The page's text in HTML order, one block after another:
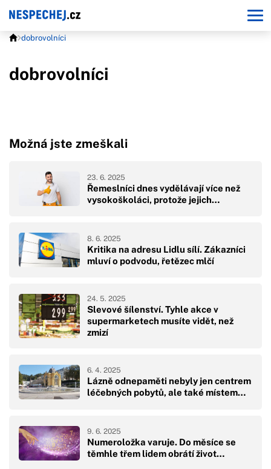
dobrovolníci
dobrovolníci
Možná jste zmeškali
Řemeslníci dnes vydělávají více než
vysokoškoláci, protože jejich…
23. 6. 2025
Kritika na adresu Lidlu sílí. Zákazníci
mluví o podvodu, řetězec mlčí
8. 6. 2025
Slevové šílenství. Tyhle akce v
supermarketech musíte vidět, než
zmizí
24. 5. 2025
Lázně odnepaměti nebyly jen centrem
léčebných pobytů, ale také místem…
6. 4. 2025
Numeroložka varuje. Do měsíce se
těmhle třem lidem obrátí život…
9. 6. 2025